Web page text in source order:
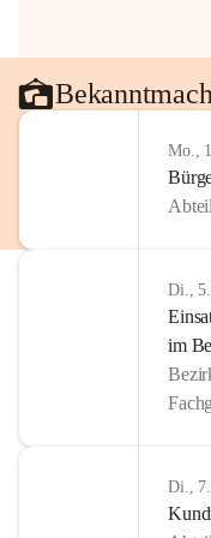
Mo.,
Di.,
im
Di.,